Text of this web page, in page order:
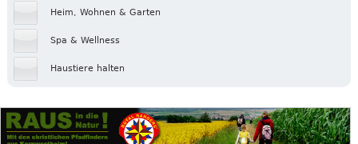
Heim, Wohnen & Garten
Spa & Wellness
Haustiere halten